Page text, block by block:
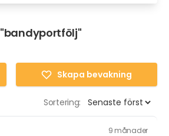
"bandyportfölj"
Skapa bevakning
Sortering:
9 månader